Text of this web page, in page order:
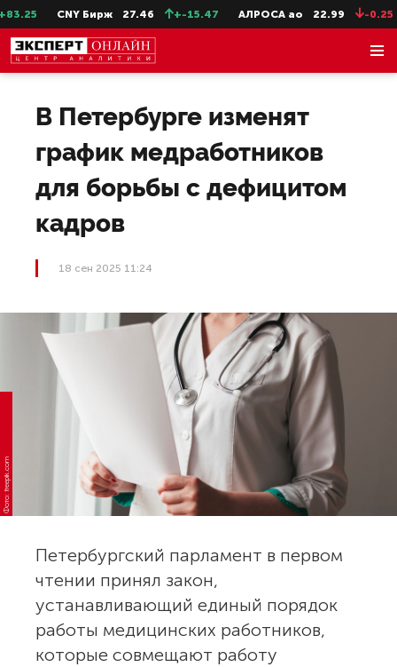
CNY Бирж 27.46 +-15.47 АЛРОСА ао 22.99 -0.25
В Петербурге изменят
график медработников
для борьбы с дефицитом
кадров
18 сен 2025 11:24
Фото: freepik.com
Петербургский парламент в первом
чтении принял закон,
устанавливающий единый порядок
работы медицинских работников,
которые совмещают работу